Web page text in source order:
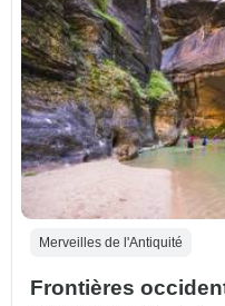
Merveilles de l'Antiquité
Frontières